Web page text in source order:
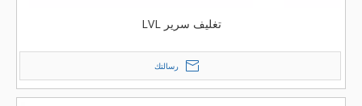
تغليف سرير LVL
رسالتك